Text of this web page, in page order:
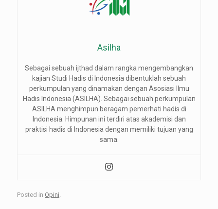
Asilha
Sebagai sebuah ijthad dalam rangka mengembangkan
kajian Studi Hadis di Indonesia dibentuklah sebuah
perkumpulan yang dinamakan dengan Asosiasi Ilmu
Hadis Indonesia (ASILHA). Sebagai sebuah perkumpulan
ASILHA menghimpun beragam pemerhati hadis di
Indonesia. Himpunan ini terdiri atas akademisi dan
praktisi hadis di Indonesia dengan memiliki tujuan yang
sama.
Posted in Opini